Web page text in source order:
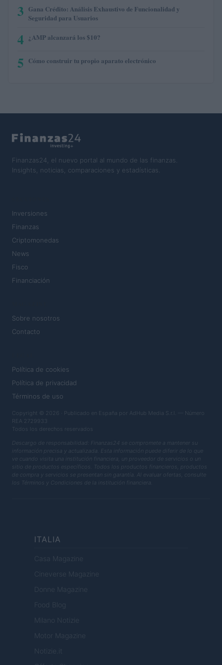
3 Gana Crédito: Análisis Exhaustivo de Funcionalidad y
Seguridad para Usuarios
4 ¿AMP alcanzará los $10?
5 Cómo construir tu propio aparato electrónico
Finanzas24, el nuevo portal al mundo de las finanzas.
Insights, noticias, comparaciones y estadísticas.
Inversiones
Finanzas
Criptomonedas
News
Fisco
Financiación
Sobre nosotros
Contacto
Política de cookies
Política de privacidad
Términos de uso
Copyright © 2026 · Publicado en España por AdHub Media S.r.l. — Número
REA 2729933
Todos los derechos reservados
Descargo de responsabilidad: Finanzas24 se compromete a mantener su
información precisa y actualizada. Esta información puede diferir de lo que
ve cuando visita una institución financiera, un proveedor de servicios o un
sitio de productos específicos. Todos los productos financieros, productos
de compra y servicios se presentan sin garantía. Al evaluar ofertas, consulte
los Términos y Condiciones de la institución financiera.
ITALIA
Casa Magazine
Cineverse Magazine
Donne Magazine
Food Blog
Milano Notizie
Motor Magazine
Notizie.it